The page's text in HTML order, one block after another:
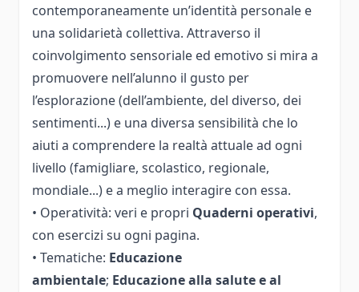
contemporaneamente un’identità personale e
una solidarietà collettiva. Attraverso il
coinvolgimento sensoriale ed emotivo si mira a
promuovere nell’alunno il gusto per
l’esplorazione (dell’ambiente, del diverso, dei
sentimenti...) e una diversa sensibilità che lo
aiuti a comprendere la realtà attuale ad ogni
livello (famigliare, scolastico, regionale,
mondiale...) e a meglio interagire con essa.
• Operatività: veri e propri Quaderni operativi,
con esercizi su ogni pagina.
• Tematiche: Educazione
ambientale; Educazione alla salute e al